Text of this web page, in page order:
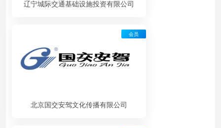
辽宁城际交通基础设施投资有限公司
北京国交安驾文化传播有限公司
会员